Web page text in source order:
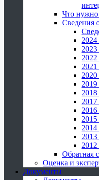
Что нужно
Сведения
2024
2023
2022
2021
2020
2019
2018
2017
2016
2015
2014
2013
2012
Обратная
Оценка и
Документы